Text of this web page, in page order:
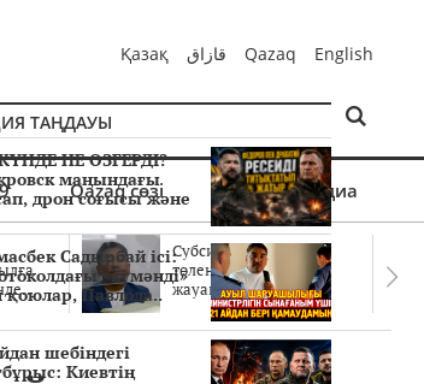
Қазақ قازاق Qazaq English
Qazaq сөзі Мультимедиа
Субсидиялар заңды
төленген бе? Соттағы
жауаптар айыптау..
ТАҢДАУЫ
НЕ ӨЗГЕРДІ?
маңындағы
дрон соғысы және
Садырбай ісі:
«күмәнді»
қоюлар, Павлода..
шебіндегі
Киевтің